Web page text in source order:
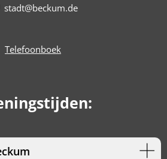
stadt@beckum.de
Telefoonboek